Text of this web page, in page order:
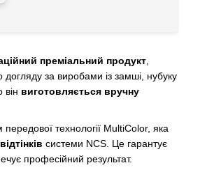
преміальний продукт,
догляду за виробами із замші, нубуку
він виготовляється вручну
передової технології MultiColor, яка
системи NCS. Це гарантує
професійний результат.